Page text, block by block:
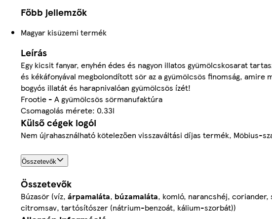
Főbb jellemzők
Magyar kisüzemi termék
Leírás
Egy kicsit fanyar, enyhén édes és nagyon illatos gyümölcskosarat
és kékáfonyával megbolondított sör az a gyümölcsös finomság, amire
bogyós illatát és harapnivalóan gyümölcsös ízét!
Frootie - A gyümölcsös sörmanufaktúra
Csomagolás mérete: 0.33l
Külső cégek logói
Nem újrahasználható kötelezően visszaváltási díjas termék, Möbius-
Összetevők
Összetevők
Búzasör (víz, árpamaláta, búzamaláta, komló, narancshéj,
citromsav, tartósítószer (nátrium-benzoát, kálium-szorbát))